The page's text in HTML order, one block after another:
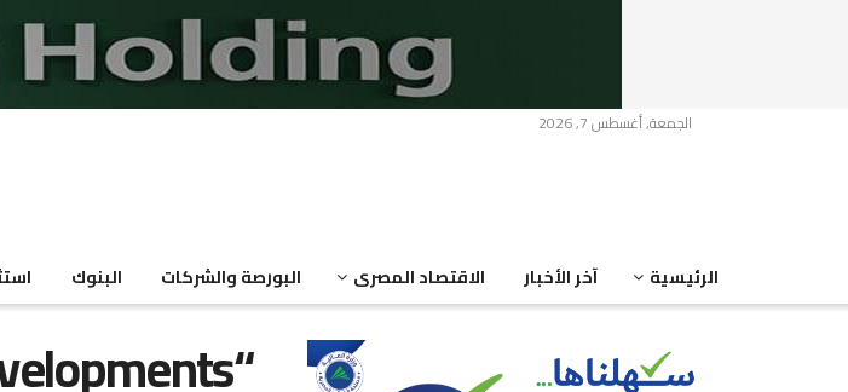
الجمعة, أغسطس 7, 2026
الرئيسية آخر الأخبار الاقتصاد المصرى البورصة والشركات البنوك